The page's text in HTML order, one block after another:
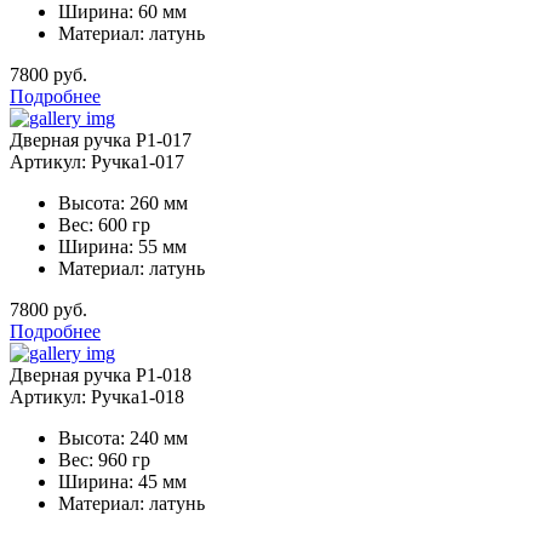
Ширина: 60 мм
Материал: латунь
7800 руб.
Подробнее
Дверная ручка Р1-017
Артикул: Ручка1-017
Высота: 260 мм
Вес: 600 гр
Ширина: 55 мм
Материал: латунь
7800 руб.
Подробнее
Дверная ручка Р1-018
Артикул: Ручка1-018
Высота: 240 мм
Вес: 960 гр
Ширина: 45 мм
Материал: латунь